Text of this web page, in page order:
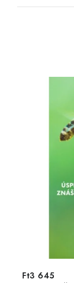
Ft3 645